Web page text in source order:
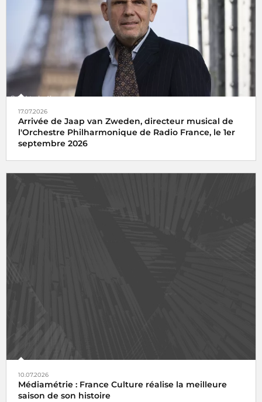
17.07.2026
Arrivée de Jaap van Zweden, directeur musical de
l'Orchestre Philharmonique de Radio France, le 1er
septembre 2026
10.07.2026
Médiamétrie : France Culture réalise la meilleure
saison de son histoire